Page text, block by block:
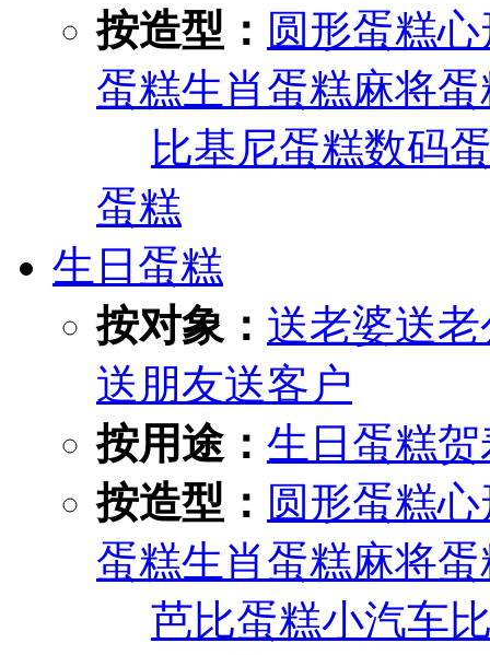
按造型： 圆形蛋糕心
蛋糕生肖蛋糕麻将
比基尼蛋糕数码
蛋糕
生日蛋糕
按对象： 送老婆送老
送朋友送客户
按用途： 生日蛋糕
按造型： 圆形蛋糕心
蛋糕生肖蛋糕麻将
芭比蛋糕小汽车